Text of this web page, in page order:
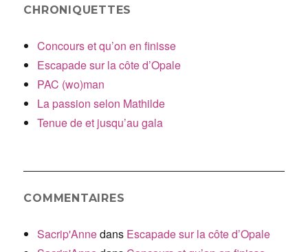
CHRONIQUETTES
Concours et qu’on en finisse
Escapade sur la côte d’Opale
PAC (wo)man
La passion selon Mathilde
Tenue de et jusqu’au gala
COMMENTAIRES
Sacrip'Annedans Escapade sur la côte d’Opale